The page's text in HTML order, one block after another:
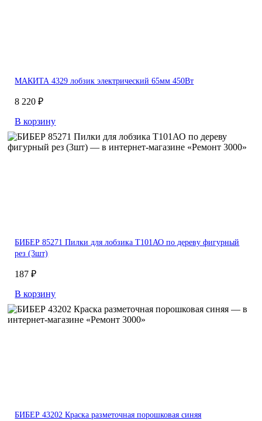
МАКИТА 4329 лобзик электрический 65мм 450Вт
8 220 ₽
В корзину
БИБЕР 85271 Пилки для лобзика T101АО по дереву фигурный
рез (3шт)
187 ₽
В корзину
БИБЕР 43202 Краска разметочная порошковая синяя